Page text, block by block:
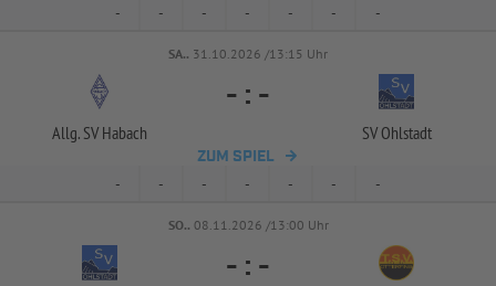
- - - - - - -
SA.. 31.10.2026 /13:15 Uhr
Allg. SV Habach
- : -
SV Ohlstadt
ZUM SPIEL
- - - - - - -
SO.. 08.11.2026 /13:00 Uhr
- : -